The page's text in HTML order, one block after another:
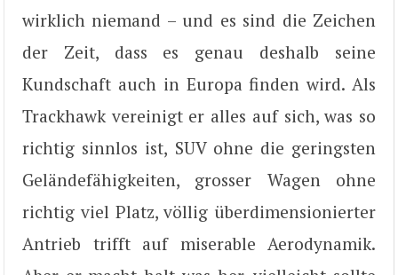
wirklich niemand – und es sind die Zeichen
der Zeit, dass es genau deshalb seine
Kundschaft auch in Europa finden wird. Als
Trackhawk vereinigt er alles auf sich, was so
richtig sinnlos ist, SUV ohne die geringsten
Geländefähigkeiten, grosser Wagen ohne
richtig viel Platz, völlig überdimensionierter
Antrieb trifft auf miserable Aerodynamik.